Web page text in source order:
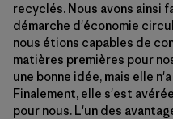
recyclés. Nous avons ainsi
démarche d'économie
nous étions capables de
matières premières pour
une bonne idée, mais elle
Finalement, elle s'est
pour nous. L'un des